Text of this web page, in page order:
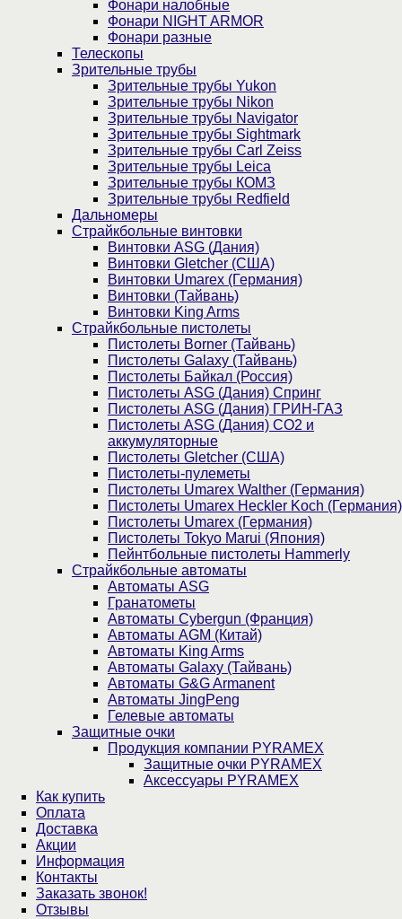
Фонари налобные
Фонари NIGHT ARMOR
Фонари разные
Телескопы
Зрительные трубы
Зрительные трубы Yukon
Зрительные трубы Nikon
Зрительные трубы Navigator
Зрительные трубы Sightmark
Зрительные трубы Carl Zeiss
Зрительные трубы Leica
Зрительные трубы КОМЗ
Зрительные трубы Redfield
Дальномеры
Страйкбольные винтовки
Винтовки ASG (Дания)
Винтовки Gletcher (США)
Винтовки Umarex (Германия)
Винтовки (Тайвань)
Винтовки King Arms
Страйкбольные пистолеты
Пистолеты Borner (Тайвань)
Пистолеты Galaxy (Тайвань)
Пистолеты Байкал (Россия)
Пистолеты ASG (Дания) Спринг
Пистолеты ASG (Дания) ГРИН-ГАЗ
Пистолеты ASG (Дания) CO2 и
аккумуляторные
Пистолеты Gletcher (США)
Пистолеты-пулеметы
Пистолеты Umarex Walther (Германия)
Пистолеты Umarex Heckler Koch (Германия)
Пистолеты Umarex (Германия)
Пистолеты Tokyo Marui (Япония)
Пейнтбольные пистолеты Hammerly
Страйкбольные автоматы
Автоматы ASG
Гранатометы
Автоматы Cybergun (Франция)
Автоматы AGM (Китай)
Автоматы King Arms
Автоматы Galaxy (Тайвань)
Автоматы G&G Armanent
Автоматы JingPeng
Гелевые автоматы
Защитные очки
Продукция компании PYRAMEX
Защитные очки PYRAMEX
Аксессуары PYRAMEX
Как купить
Оплата
Доставка
Акции
Информация
Контакты
Заказать звонок!
Отзывы